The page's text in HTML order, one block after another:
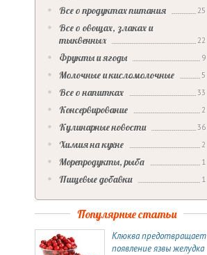
Все о продуктах питания 25
Все о овощах, злаках и
тыквенных
22
Фрукты и ягоды 9
Молочные и кисломолочные 5
Все о напитках 33
Консервирование 2
Кулинарные новости 36
Химия на кухне 2
Морепродукты, рыба 1
Пищевые добавки 1
Популярные статьи
Клюква предотвращает
появление язвы желудка